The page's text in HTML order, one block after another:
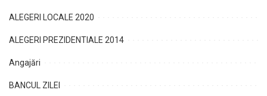
ALEGERI LOCALE 2020
ALEGERI PREZIDENTIALE 2014
Angajări
BANCUL ZILEI